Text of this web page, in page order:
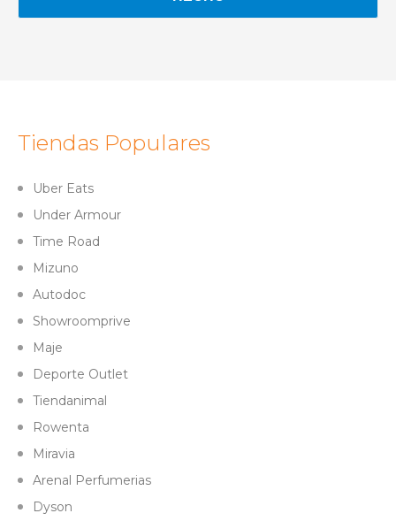
Tiendas Populares
Uber Eats
Under Armour
Time Road
Mizuno
Autodoc
Showroomprive
Maje
Deporte Outlet
Tiendanimal
Rowenta
Miravia
Arenal Perfumerias
Dyson